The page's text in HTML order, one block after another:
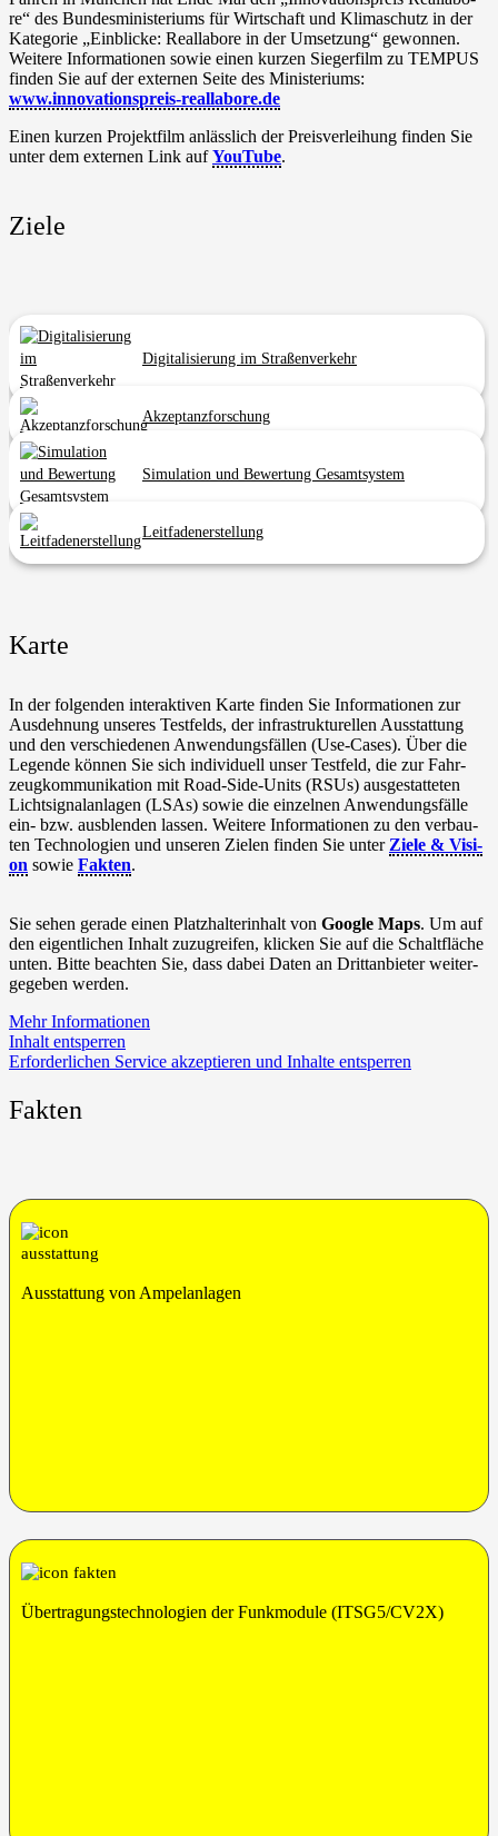
re“ des Bun­des­mi­nis­te­ri­ums für Wirt­schaft und Kli­ma­schutz in der
Kate­go­rie „Ein­bli­cke: Real­la­bo­re in der Umset­zung“ gewon­nen.
Wei­te­re Infor­ma­tio­nen sowie einen kur­zen Sie­ger­film zu TEMPUS
fin­den Sie auf der exter­nen Sei­te des Minis­te­ri­ums:
www.innovationspreis-reallabore.de
Einen kur­zen Pro­jekt­film anläss­lich der Preis­ver­lei­hung fin­den Sie
unter dem exter­nen Link aufYou­Tube.
Ziele
Digi­ta­li­sie­rung im Straßenverkehr
Akzep­tanz­for­schung
Simu­la­ti­on und Bewer­tung Gesamtsystem
Leit­fa­de­n­er­stel­lung
Karte
In der fol­gen­den inter­ak­ti­ven Karte fin­den Sie Infor­ma­tio­nen zur
Aus­deh­nung unse­res Test­felds, der infra­struk­tu­rel­len Aus­stat­tung
und den ver­schie­de­nen Anwen­dungs­fäl­len (Use-Cases). Über die
Legen­de kön­nen Sie sich indi­vi­du­ell unser Test­feld, die zur Fahr­
zeug­kom­mu­ni­ka­ti­on mit Road-Side-Units (RSUs) aus­ge­stat­te­ten
Licht­si­gnal­an­la­gen (LSAs) sowie die ein­zel­nen Anwen­dungs­fäl­le
ein- bzw. aus­blen­den las­sen. Wei­te­re Infor­ma­tio­nen zu den ver­bau­
ten Tech­no­lo­gien und unse­ren Zie­len fin­den Sie unter Ziele & Visi­
on sowie Fakten.
Sie sehen gera­de einen Platz­hal­ter­in­halt von Goog­le Maps. Um auf
den eigent­li­chen Inhalt zuzu­grei­fen, kli­cken Sie auf die Schalt­flä­che
unten. Bit­te beach­ten Sie, dass dabei Daten an Dritt­an­bie­ter wei­ter­
ge­ge­ben werden.
Mehr Infor­ma­tio­nen
Inhalt ent­sper­ren
Erfor­der­li­chen Ser­vice akzep­tie­ren und Inhal­te ent­sper­ren
Fakten
Aus­stat­tung von Ampelanlagen
Über­tra­gungs­tech­no­lo­gien der Funk­mo­du­le (ITSG5/CV2X)